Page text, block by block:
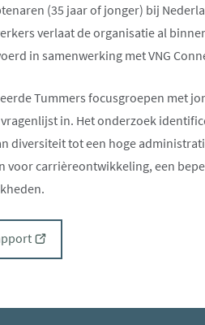
(35 jaar of jonger) bij
verlaat de organisatie al
in samenwerking met VNG
Tummers focusgroepen met
in. Het onderzoek
diversiteit tot een hoge
carrièreontwikkeling, een
nieuw